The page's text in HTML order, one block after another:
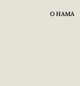
О НАМА